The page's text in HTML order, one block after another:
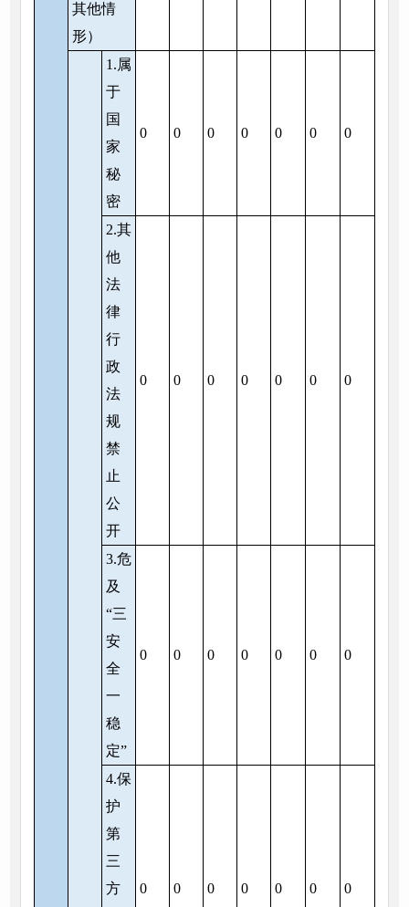
其他情
形）
1.属
于
国
家
秘
密
0 0 0 0 0 0 0
2.其
他
法
律
行
政
法
规
禁
止
公
开
0 0 0 0 0 0 0
3.危
及
“三
安
全
一
稳
定”
0 0 0 0 0 0 0
4.保
护
第
三
方
0 0 0 0 0 0 0